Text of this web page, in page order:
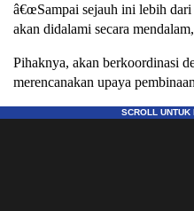
â€œSampai sejauh ini lebih
akan didalami secara
Pihaknya, akan berkoordinasi
merencanakan upaya